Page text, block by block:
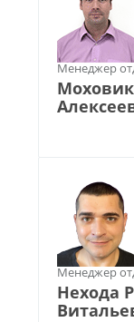
Менеджер
Менеджер
Нехода